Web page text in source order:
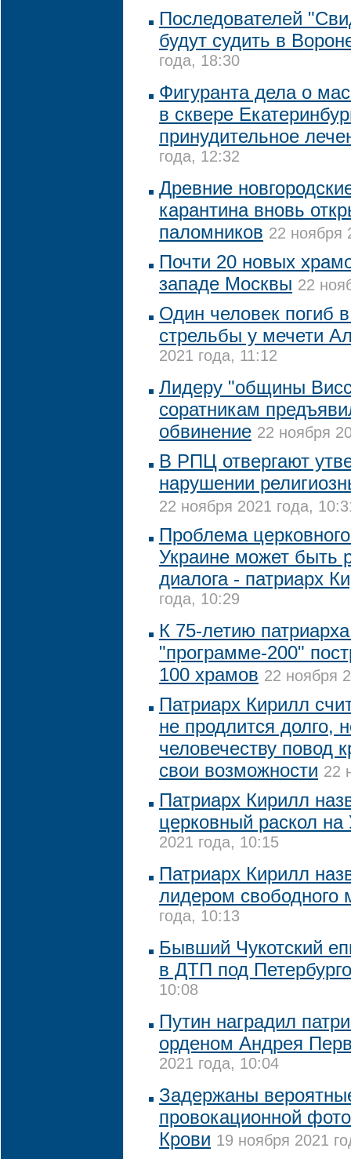
Последователей
будут судить в
года, 18:30
Фигуранта дела о
в сквере
принудительное
года, 12:32
Древние
карантина вновь
паломников 22 ноября
Почти 20 новых
западе Москвы 22
Один человек погиб в
стрельбы у мечети
2021 года, 11:12
Лидеру "общины
соратникам
обвинение 22 ноября
В РПЦ отвергают
нарушении
22 ноября 2021 года,
Проблема
Украине может быть
диалога - патриарх
года, 10:29
К 75-летию
"программе-200"
100 храмов 22 ноября
Патриарх Кирилл
не продлится долго,
человечеству повод
свои возможности 22
Патриарх Кирилл
церковный раскол на
2021 года, 10:15
Патриарх Кирилл
лидером свободного
года, 10:13
Бывший Чукотский
в ДТП под
10:08
Путин наградил
орденом Андрея
2021 года, 10:04
Задержаны
провокационной
Крови 19 ноября 2021